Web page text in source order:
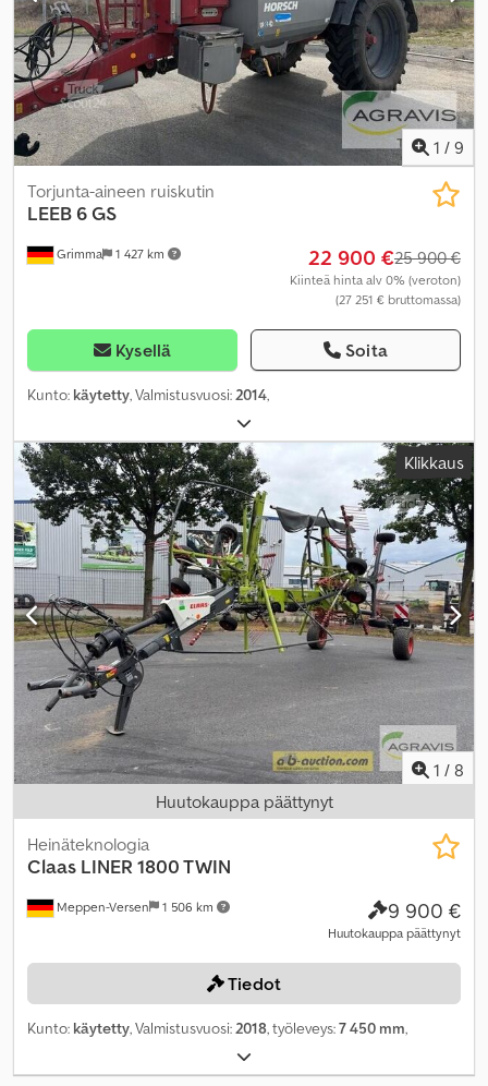
1 / 9
Grimma 1 427 km
Torjunta-aineen ruiskutin
LEEB 6 GS
22 900 €25 900 €
Kiinteä hinta alv 0% (veroton)
(27 251 € bruttomassa)
Kysellä Soita
Kunto: käytetty, Valmistusvuosi:2014,
Klikkaus
1 / 8
Huutokauppa päättynyt
Meppen-Versen 1 506 km
Heinäteknologia
Claas LINER 1800 TWIN
9 900 €
Huutokauppa päättynyt
Tiedot
Kunto: käytetty, Valmistusvuosi:2018, työleveys:7 450 mm,